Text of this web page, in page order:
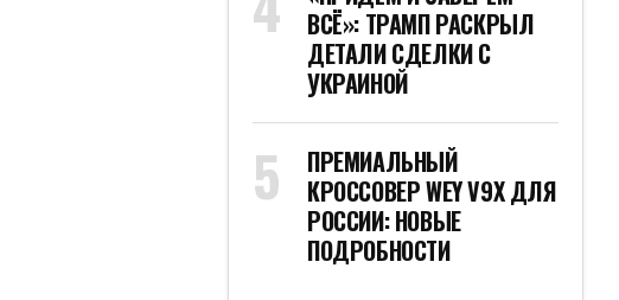
ВСЁ»: ТРАМП РАСКРЫЛ
ДЕТАЛИ СДЕЛКИ С
УКРАИНОЙ
ПРЕМИАЛЬНЫЙ
КРОССОВЕР WEY V9X ДЛЯ
РОССИИ: НОВЫЕ
ПОДРОБНОСТИ